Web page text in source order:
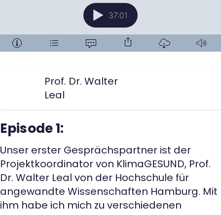
Prof. Dr. Walter
Leal
Episode 1:
Unser erster Gesprächspartner ist der
Projektkoordinator von KlimaGESUND, Prof.
Dr. Walter Leal von der Hochschule für
angewandte Wissenschaften Hamburg. Mit
ihm habe ich mich zu verschiedenen